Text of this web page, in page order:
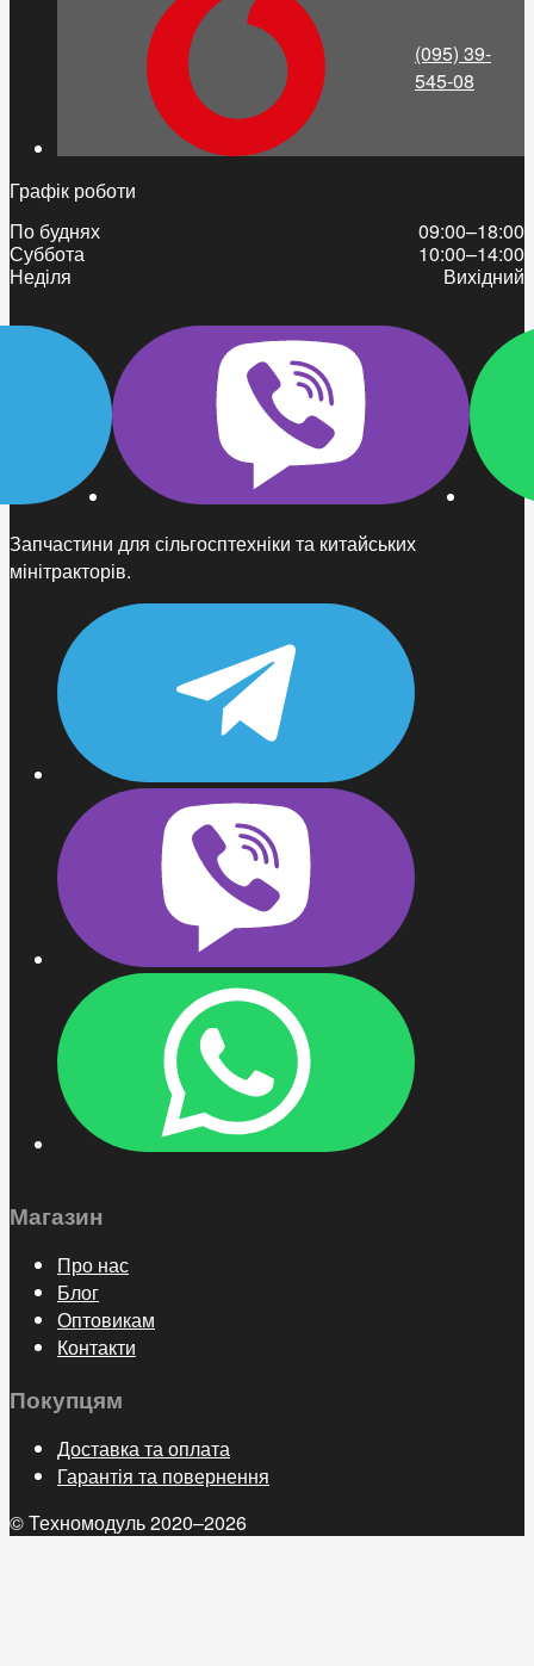
Запчастини для сільгосптехніки та китайських
мінітракторів.
Магазин
Про нас
Блог
Оптовикам
Контакти
Покупцям
Доставка та оплата
Гарантія та повернення
© Техномодуль 2020–2026
(095) 39-
545-08
Графік роботи
По буднях
09:00–18:00
Суббота
10:00–14:00
Неділя
Вихідний